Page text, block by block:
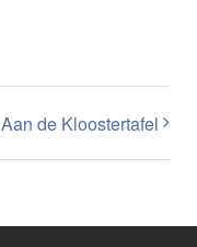
Aan de Kloostertafel